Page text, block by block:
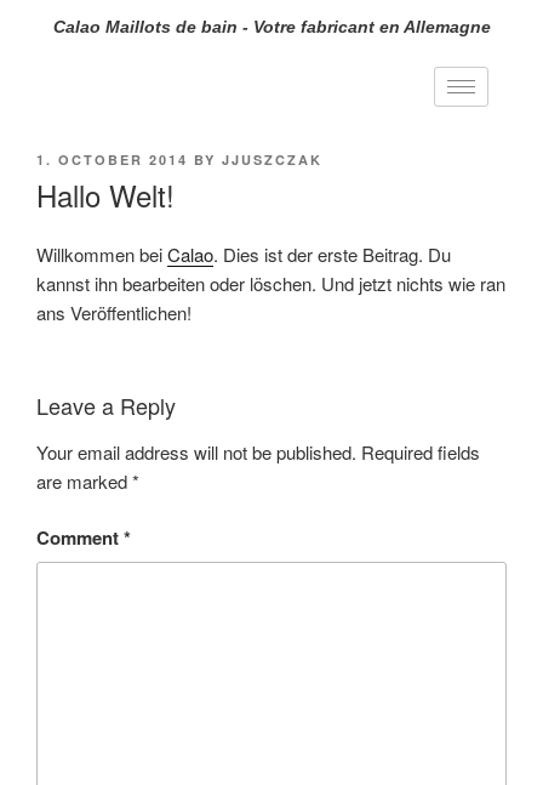
Calao Maillots de bain - Votre fabricant en Allemagne
1. OCTOBER 2014 BY JJUSZCZAK
Hallo Welt!
Willkommen beiCalao. Dies ist der erste Beitrag. Du
kannst ihn bearbeiten oder löschen. Und jetzt nichts wie ran
ans Veröffentlichen!
Leave a Reply
Your email address will not be published. Required fields
are marked*
Comment*